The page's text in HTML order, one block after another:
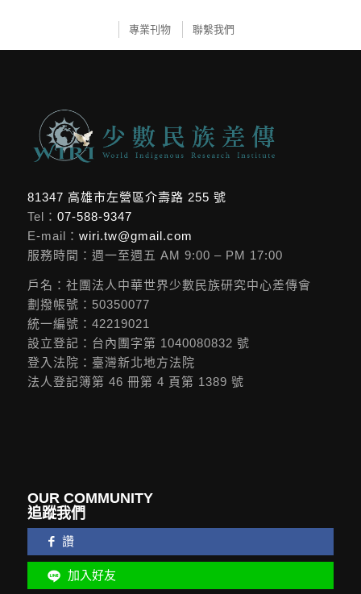
專業刊物 聯繫我們
81347 高雄市左營區介壽路 255 號
Tel： 07-588-9347
E-mail： wiri.tw@gmail.com
服務時間：週一至週五 AM 9:00 – PM 17:00
戶名：社團法人中華世界少數民族研究中心差傳會
劃撥帳號：50350077
統一編號：42219021
設立登記：台內團字第 1040080832 號
登入法院：臺灣新北地方法院
法人登記簿第 46 冊第 4 頁第 1389 號
OUR COMMUNITY
追蹤我們
讚
加入好友